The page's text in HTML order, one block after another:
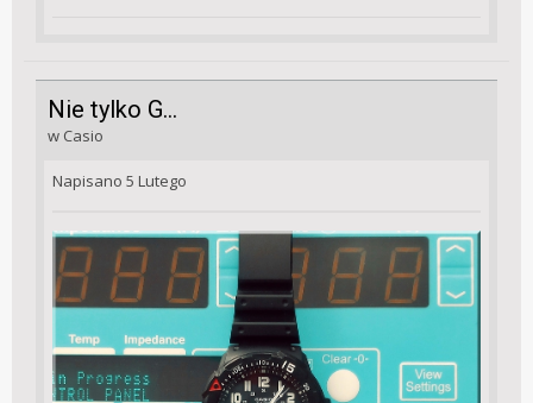
Nie tylko G...
w Casio
Napisano 5 Lutego